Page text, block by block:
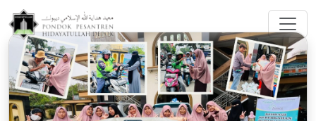
greenberggrossllp.com